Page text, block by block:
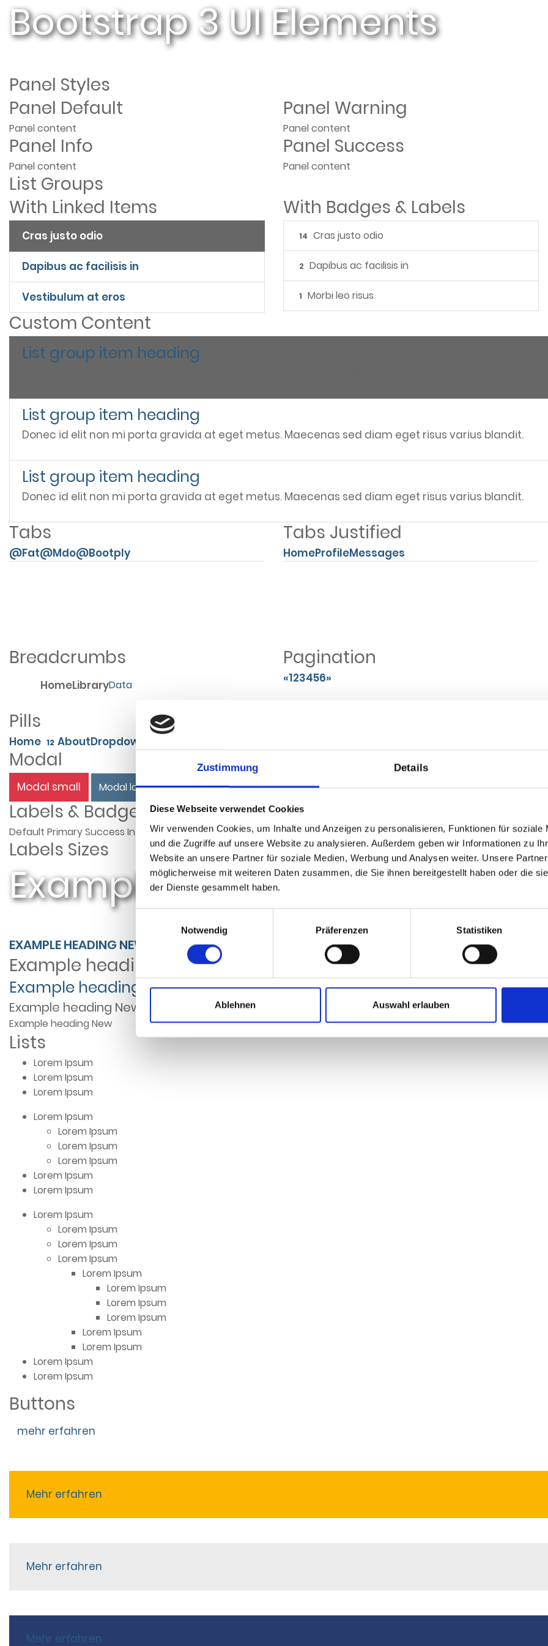
Zustimmung Details
Diese Webseite verwendet Cookies
Wir verwenden Cookies, um Inhalte und Anzeigen zu personalisieren, Funktionen für soziale
und die Zugriffe auf unsere Website zu analysieren. Außerdem geben wir Informationen zu
Website an unsere Partner für soziale Medien, Werbung und Analysen weiter. Unsere
möglicherweise mit weiteren Daten zusammen, die Sie ihnen bereitgestellt haben oder die
der Dienste gesammelt haben.
Notwendig
Präferenzen Statistiken
Ablehnen Auswahl erlauben
Bootstrap 3 UI Elements
Panel Styles
Panel Default
Panel content
Panel Info
Panel content
Panel Warning
Panel content
Panel Success
Panel content
List Groups
With Linked Items
Cras justo odio
Dapibus ac facilisis in
Vestibulum at eros
With Badges & Labels
14 Cras justo odio
2 Dapibus ac facilisis in
1 Morbi leo risus
Custom Content
List group item heading
List group item heading
Donec id elit non mi porta gravida at eget metus. Maecenas sed diam eget risus varius blandit.
List group item heading
Donec id elit non mi porta gravida at eget metus. Maecenas sed diam eget risus varius blandit.
Tabs
@Fat@Mdo@Bootply
Tabs Justified
HomeProfileMessages
Breadcrumbs
HomeLibraryData
Pagination
«123456»
Pills
Home 12 AboutDropdown
Modal
Modal small Modal large Left Top Bottom Right
Labels & Badge
Default PrimarySuccess Info Warning Danger Default
Labels Sizes
Example headingNew
EXAMPLE HEADING NEW
Example heading New
Example heading New
Example heading New
Example heading New
Lists
Lorem Ipsum
Lorem Ipsum
Lorem Ipsum
Lorem Ipsum
Lorem Ipsum
Lorem Ipsum
Lorem Ipsum
Lorem Ipsum
Lorem Ipsum
Lorem Ipsum
Lorem Ipsum
Lorem Ipsum
Lorem Ipsum
Lorem Ipsum
Lorem Ipsum
Lorem Ipsum
Lorem Ipsum
Lorem Ipsum
Lorem Ipsum
Lorem Ipsum
Lorem Ipsum
Buttons
mehr erfahren
Mehr erfahren
Mehr erfahren
Mehr erfahren